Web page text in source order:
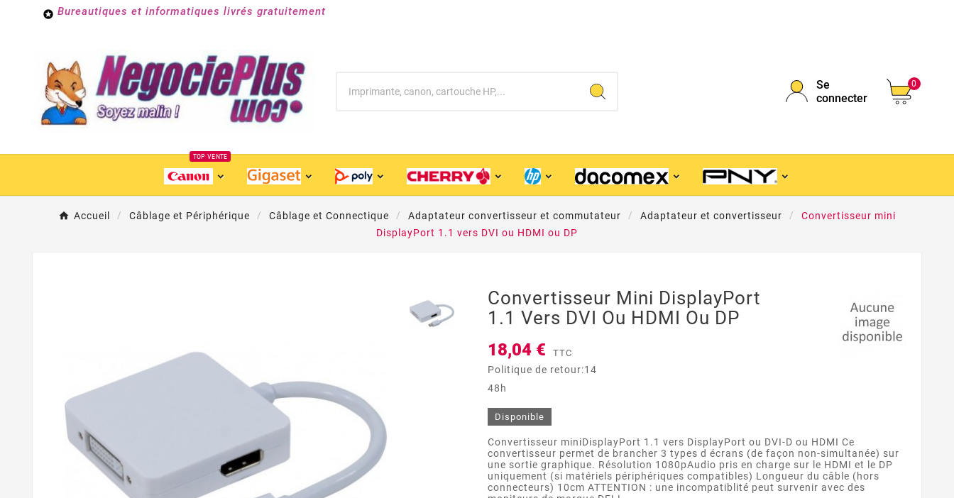
 Bureautiques et informatiques livrés gratuitement
Se
connecter
0
TOP VENTE
Accueil Câblage et Périphérique Câblage et Connectique Adaptateur convertisseur et commutateur Adaptateur et convertisseur
Convertisseur mini
DisplayPort 1.1 vers DVI ou HDMI ou DP
Convertisseur Mini DisplayPort
1.1 Vers DVI Ou HDMI Ou DP
18,04 € TTC
Politique de retour:14
48h
Disponible
Convertisseur miniDisplayPort 1.1 vers DisplayPort ou DVI-D ou HDMI Ce
convertisseur permet de brancher 3 types d écrans (de façon non-simultanée) sur
une sortie graphique. Résolution 1080pAudio pris en charge sur le HDMI et le DP
uniquement (si matériels périphériques compatibles) Longueur du câble (hors
connecteurs) 10cm ATTENTION : une incompatiblité peut survenir avec des